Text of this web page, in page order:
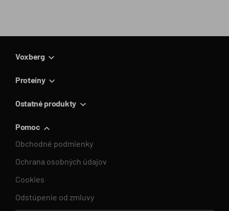
Voxberg
Proteíny
Ostatné produkty
Pomoc
Obchodné podmienky
Ochrana osobných údajov
Cookies
Odstúpenie od zmluvy